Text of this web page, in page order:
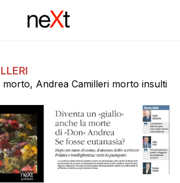
morto, Andrea Camilleri morto insulti